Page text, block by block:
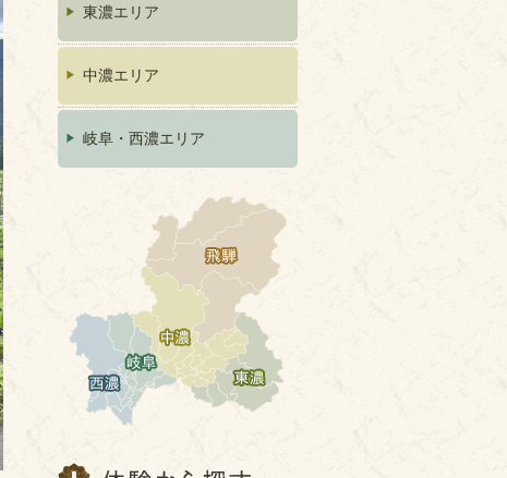
東濃エリア
中濃エリア
岐阜・西濃エリア